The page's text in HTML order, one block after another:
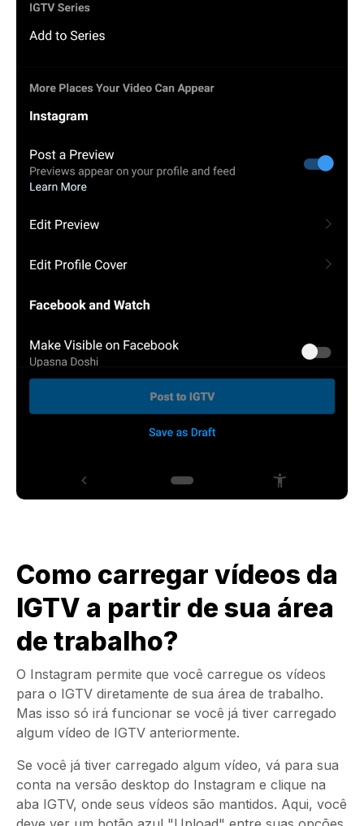
Como carregar vídeos da
IGTV a partir de sua área
de trabalho?
O Instagram permite que você carregue os vídeos
para o IGTV diretamente de sua área de trabalho.
Mas isso só irá funcionar se você já tiver carregado
algum vídeo de IGTV anteriormente.
Se você já tiver carregado algum vídeo, vá para sua
conta na versão desktop do Instagram e clique na
aba IGTV, onde seus vídeos são mantidos. Aqui, você